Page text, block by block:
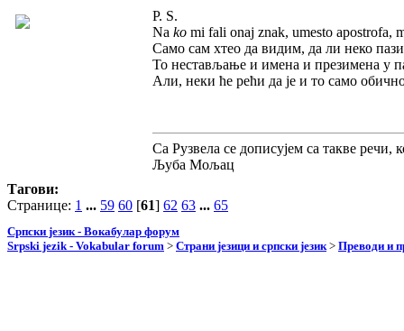
P. S.
Na ko mi fali onaj znak, umesto apostrofa,
Само сам хтео да видим, да ли неко
То нестављање и имена и презимена у
Али, неки ће рећи да је и то само
Са Рузвела се дописујем са такве
Љуба Мољац
Тагови:
Странице: 1 ... 59 60 [61] 62 63 ... 65
Српски језик - Вокабулар форум
Srpski jezik - Vokabular forum > Страни језици и српски језик> Преводи и